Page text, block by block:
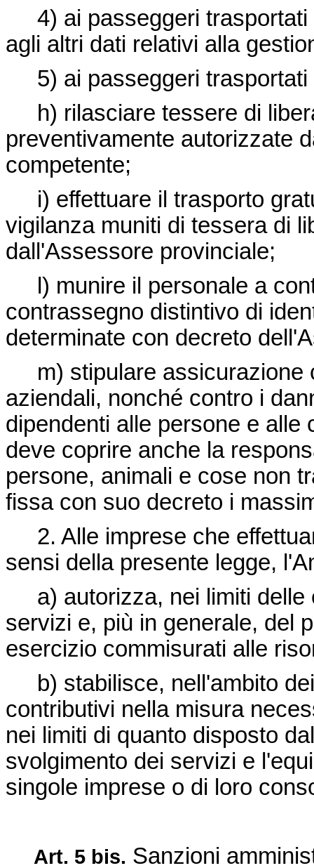
4) ai passeggeri trasportati
agli altri dati relativi alla
5) ai passeggeri trasportati
h) rilasciare tessere di
preventivamente autorizzate
competente;
i) effettuare il trasporto
vigilanza muniti di tessera di
dall'Assessore provinciale;
l) munire il personale a
contrassegno distintivo di
determinate con decreto
m) stipulare assicurazione
aziendali, nonché contro i
dipendenti alle persone e
deve coprire anche la
persone, animali e cose non
fissa con suo decreto i
2. Alle imprese che
sensi della presente legge,
a) autorizza, nei limiti delle
servizi e, più in generale, del
esercizio commisurati alle
b) stabilisce, nell'ambito
contributivi nella misura
nei limiti di quanto disposto
svolgimento dei servizi e
singole imprese o di loro
Art. 5 bis. Sanzioni